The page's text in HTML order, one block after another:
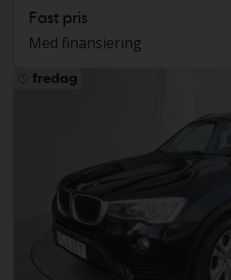
Fast pris
Med finansiering
fredag